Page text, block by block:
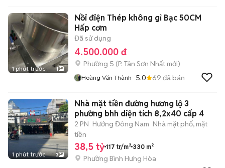
1 phút trước 1
Nồi điện Thép không gỉ Bạc 50CM
Hấp cơm
Đã sử dụng
4.500.000 đ
Phường 5 (P. Tân Sơn Nhất mới)
Hoàng Văn Thành 5.0 69 đã bán
1 phút trước 3
Nhà mặt tiền đường hương lộ 3
phường bhh diện tích 8,2x40 cấp 4
2 PN Hướng Đông Nam Nhà mặt phố, mặt
tiền
38,5 tỷ 117 tr/m² 330 m²
Phường Bình Hưng Hòa